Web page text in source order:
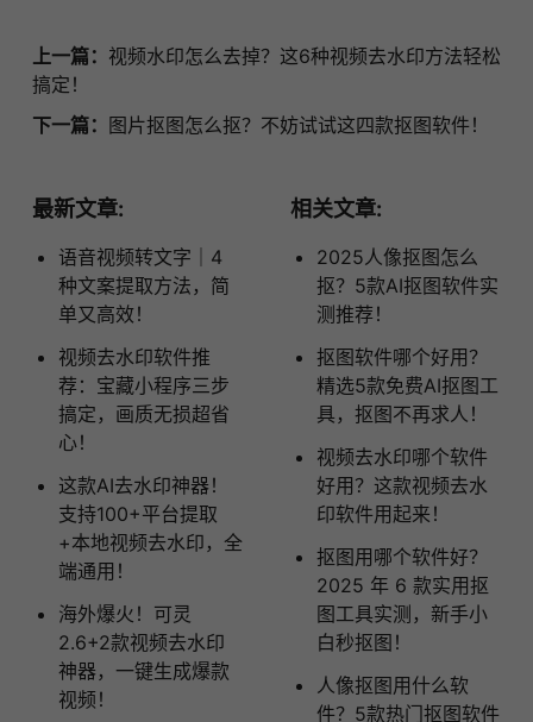
上一篇： 视频水印怎么去掉？这6种视频去水印方法轻松
搞定！
下一篇： 图片抠图怎么抠？不妨试试这四款抠图软件！
最新文章:
语音视频转文字｜4
种文案提取方法，简
单又高效！
视频去水印软件推
荐：宝藏小程序三步
搞定，画质无损超省
心！
这款AI去水印神器！
支持100+平台提取
+本地视频去水印，全
端通用！
海外爆火！可灵
2.6+2款视频去水印
神器，一键生成爆款
视频！
相关文章:
2025人像抠图怎么
抠？5款AI抠图软件实
测推荐！
抠图软件哪个好用？
精选5款免费AI抠图工
具，抠图不再求人！
视频去水印哪个软件
好用？这款视频去水
印软件用起来！
抠图用哪个软件好？
2025 年 6 款实用抠
图工具实测，新手小
白秒抠图！
人像抠图用什么软
件？5款热门抠图软件